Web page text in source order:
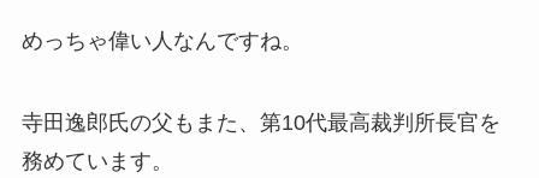
めっちゃ偉い人なんですね。
寺田逸郎氏の父もまた、第10代最高裁判所長官を
務めています。